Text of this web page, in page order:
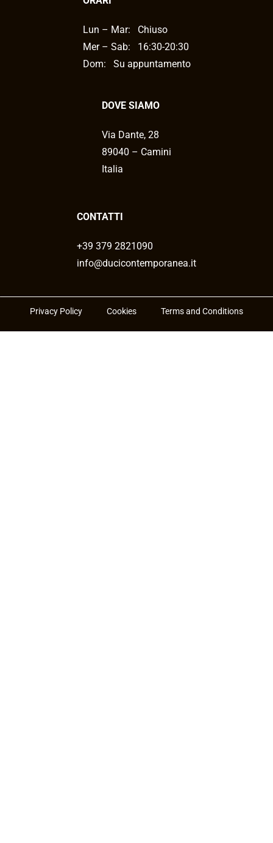
Lun – Mar:
Chiuso
Mer – Sab:
16:30-20:30
Dom: Su appuntamento
DOVE SIAMO
Via Dante, 28
89040 – Camini
Italia
CONTATTI
+39 379 2821090
info@ducicontemporanea.it
Privacy Policy Cookies Terms and Conditions